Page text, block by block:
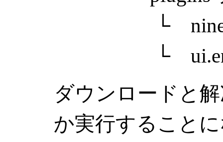
└
└
ダウンロードと
か実行すること